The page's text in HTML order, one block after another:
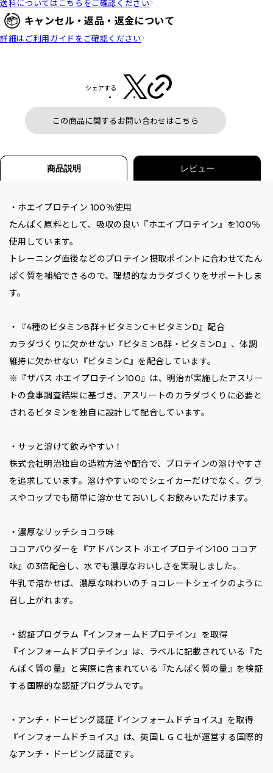
送料についてはこちらをご確認ください
キャンセル・返品・返金について
詳細はご利用ガイドをご確認ください
シェアする
この商品に関するお問い合わせはこちら
商品説明 レビュー
・ホエイプロテイン 100％使用
たんぱく原料として、吸収の良い『ホエイプロテイン』を100％
使用しています。
トレーニング直後などのプロテイン摂取ポイントに合わせてたん
ぱく質を補給できるので、理想的なカラダづくりをサポートしま
す。
・『4種のビタミンB群＋ビタミンC＋ビタミンD』配合
カラダづくりに欠かせない『ビタミンB群・ビタミンD』、体調
維持に欠かせない『ビタミンC』を配合しています。
※『ザバス ホエイプロテイン100』は、明治が実施したアスリー
トの食事調査結果に基づき、アスリートのカラダづくりに必要と
されるビタミンを独自に設計して配合しています。
・サッと溶けて飲みやすい！
株式会社明治独自の造粒方法や配合で、プロテインの溶けやすさ
を追求しています。溶けやすいのでシェイカーだけでなく、グラ
スやコップでも簡単に溶かせておいしくお飲みいただけます。
・濃厚なリッチショコラ味
ココアパウダーを『アドバンスト ホエイプロテイン100 ココア
味』の3倍配合し、水でも濃厚なおいしさを実現しました。
牛乳で溶かせば、濃厚な味わいのチョコレートシェイクのように
召し上がれます。
・認証プログラム『インフォームドプロテイン』を取得
『インフォームドプロテイン』は、ラベルに記載されている『た
んぱく質の量』と実際に含まれている『たんぱく質の量』を検証
する国際的な認証プログラムです。
・アンチ・ドーピング認証『インフォームドチョイス』を取得
『インフォームドチョイス』は、英国ＬＧＣ社が運営する国際的
なアンチ・ドーピング認証です。